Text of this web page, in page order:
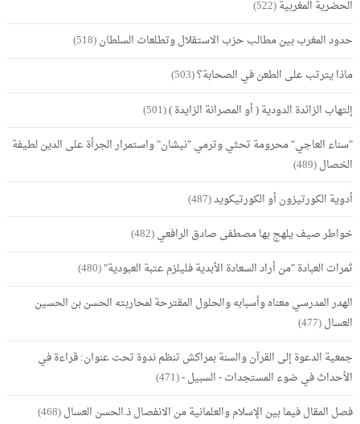
الحضرية المغربية(522)
حدود المغرب بين مطالب حزب الاستقلال وتطلعات السلطان(518)
ماذا يترتب على الطعن في الصحابة؟(503)
إلتهاب الزائدة الدودية ( أو المصرانة الزايدة )(501)
"سناء العاجي" محرومة تحثي وترمي "نيشان" واستمرار الجرأة على الدين لطيفة
الخصال(489)
أدوية الكورتيزون أو الكورتيكويد(487)
خواطر صيف يلهج بها مصطفى صادق الرافعي(482)
ثمرات العبادة "من أراد السعادة الأبدية فليلزم عتبة العبودية"(480)
الهدر المدرسي معناه وأسبابه والحلول المقترحة لمحاربته الحسن بن الحسين
العسال(477)
جمعية الدعوة إلى القرآن والسنة بمراكش تنظم ندوة تحت عنوان: قراءة في
الأحداث في ضوء المستجدات - السبيل -(471)
فصل المقال فيما بين الإسلام والعلمانية من الانفصال ذ.الحسن العسال(468)